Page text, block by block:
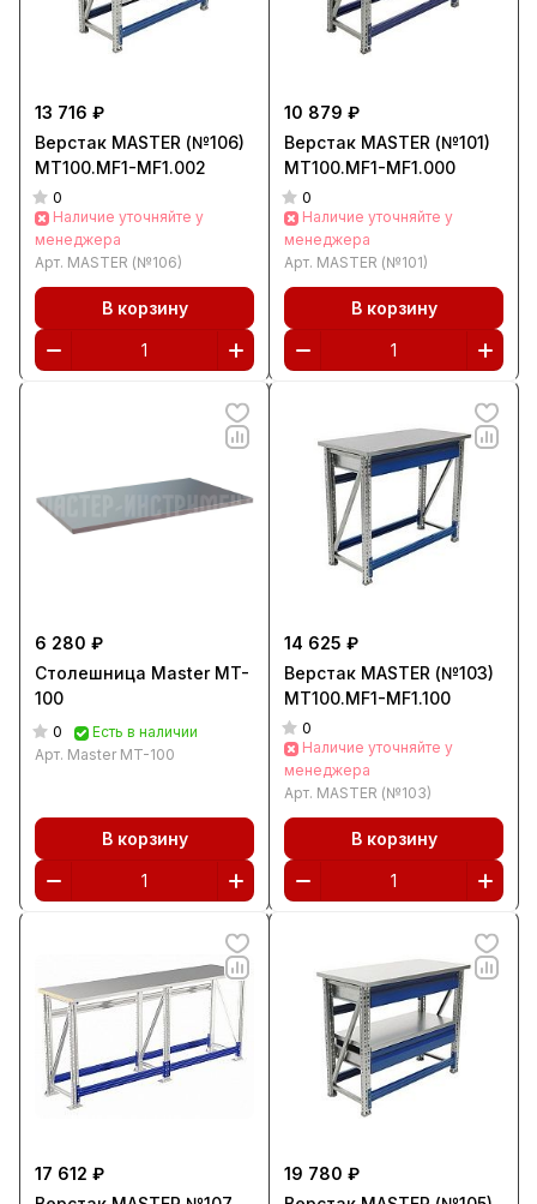
13 716 ₽
Верстак MASTER (№106)
MT100.MF1-MF1.002
0
Наличие уточняйте у
менеджера
Арт. MASTER (№106)
В корзину
10 879 ₽
Верстак MASTER (№101)
MT100.MF1-MF1.000
0
Наличие уточняйте у
менеджера
Арт. MASTER (№101)
В корзину
6 280 ₽
Столешница Master MT-
100
0
Есть в наличии
Арт. Master MT-100
В корзину
14 625 ₽
Верстак MASTER (№103)
MT100.MF1-MF1.100
0
Наличие уточняйте у
менеджера
Арт. MASTER (№103)
В корзину
17 612 ₽
19 780 ₽